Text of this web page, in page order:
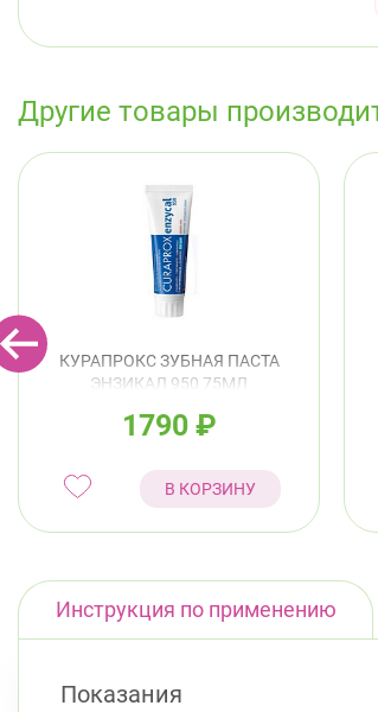
Другие товары
КУРАПРОКС ЗУБНАЯ ПАСТА
ЭНЗИКАЛ 950 75МЛ
1790 ₽
В КОРЗИНУ
Инструкция по применению
Показания